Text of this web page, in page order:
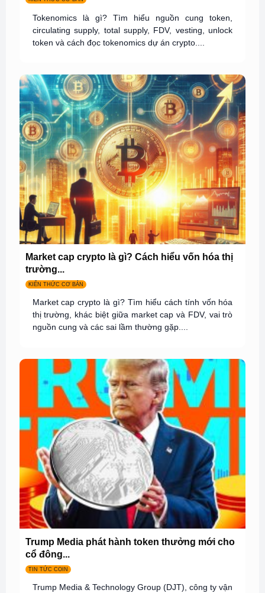
Tokenomics là gì? Tìm hiểu nguồn cung token,
circulating supply, total supply, FDV, vesting, unlock
token và cách đọc tokenomics dự án crypto....
Market cap crypto là gì? Cách hiểu vốn hóa thị
trường...
KIẾN THỨC CƠ BẢN
Market cap crypto là gì? Tìm hiểu cách tính vốn hóa
thị trường, khác biệt giữa market cap và FDV, vai trò
nguồn cung và các sai lầm thường gặp....
Trump Media phát hành token thưởng mới cho
cổ đông...
TIN TỨC COIN
Trump Media & Technology Group (DJT), công ty vận